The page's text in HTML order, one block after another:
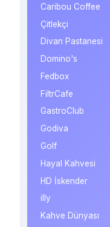
Caribou Coffee
Çitlekçi
Divan Pastanesi
Domino's
Fedbox
FiltrCafe
GastroClub
Godiva
Golf
Hayal Kahvesi
HD İskender
illy
Kahve Dünyası